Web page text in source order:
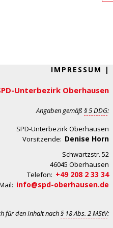
IMPRESSUM |
Unterbezirk Oberhausen
Angaben gemäß § 5 DDG:
SPD-Unterbezirk Oberhausen
Vorsitzende: Denise Horn
Schwartzstr. 52
46045 Oberhausen
Telefon: +49 208 2 33 34
info@spd-oberhausen.de
für den Inhalt nach§ 18 Abs. 2 MStV: